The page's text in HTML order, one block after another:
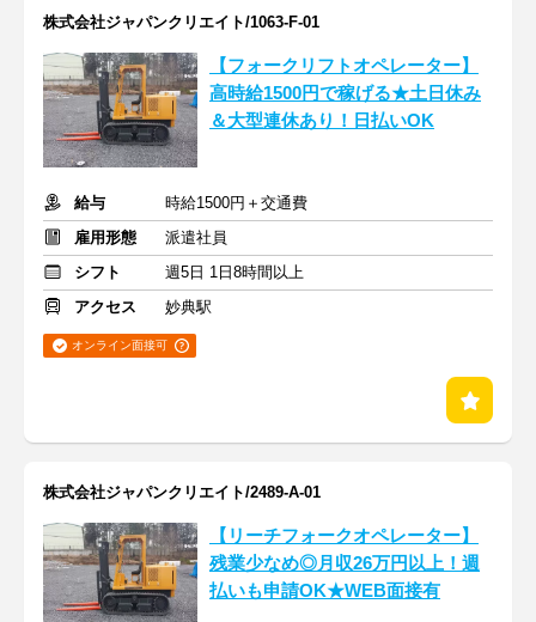
株式会社ジャパンクリエイト/1063-F-01
【フォークリフトオペレーター】
高時給1500円で稼げる★土日休み
＆大型連休あり！日払いOK
給与
時給1500円＋交通費
雇用形態
派遣社員
シフト
週5日 1日8時間以上
アクセス
妙典駅
オンライン面接可
株式会社ジャパンクリエイト/2489-A-01
【リーチフォークオペレーター】
残業少なめ◎月収26万円以上！週
払いも申請OK★WEB面接有